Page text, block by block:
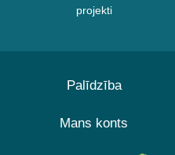
projekti
Palīdzība
Mans konts